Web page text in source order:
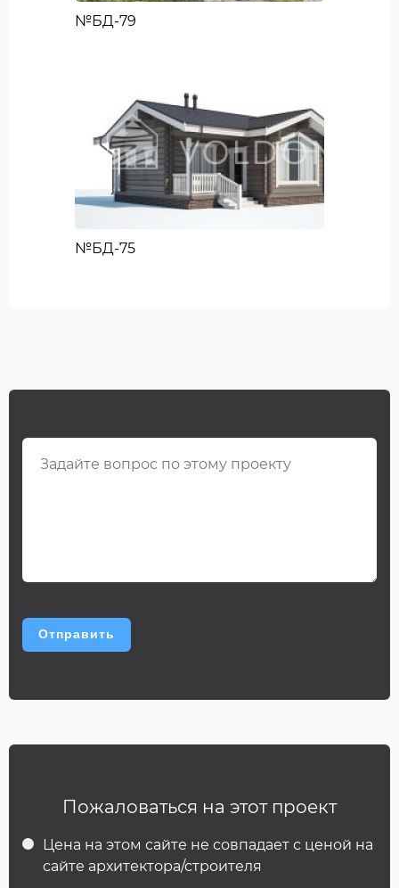
№БД-79
№БД-75
Пожаловаться на этот проект
Цена на этом сайте не совпадает с ценой на
сайте архитектора/строителя